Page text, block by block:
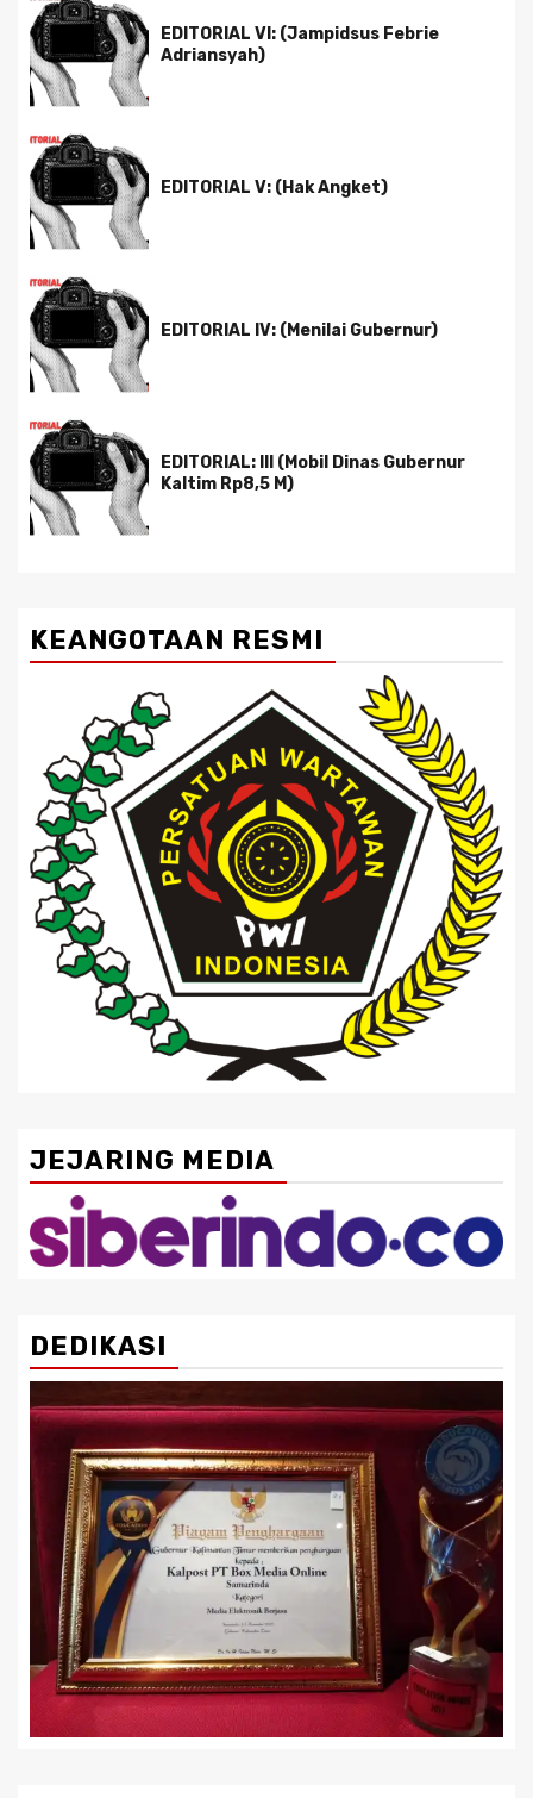
EDITORIAL VI: (Jampidsus Febrie
Adriansyah)
EDITORIAL V: (Hak Angket)
EDITORIAL IV: (Menilai Gubernur)
EDITORIAL: III (Mobil Dinas Gubernur
Kaltim Rp8,5 M)
KEANGOTAAN RESMI
JEJARING MEDIA
DEDIKASI